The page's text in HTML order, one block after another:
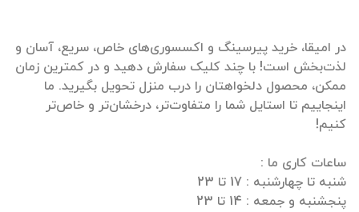
در امیقا، خرید پیرسینگ و اکسسوری‌های خاص، سریع، آسان و
لذت‌بخش است! با چند کلیک سفارش دهید و در کمترین زمان
ممکن، محصول دلخواهتان را درب منزل تحویل بگیرید. ما
اینجاییم تا استایل شما را متفاوت‌تر، درخشان‌تر و خاص‌تر